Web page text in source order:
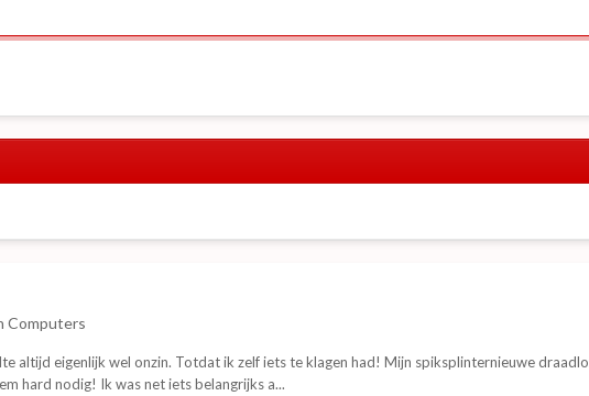
Computers
altijd eigenlijk wel onzin. Totdat ik zelf iets te klagen had! Mijn spiksplinternieuwe
hard nodig! Ik was net iets belangrijks a...